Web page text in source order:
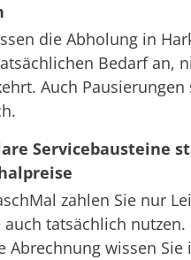
die Abholung in
Bedarf an,
Auch Pausierungen
Servicebausteine
zahlen Sie nur
auch tatsächlich
Abrechnung wissen Sie